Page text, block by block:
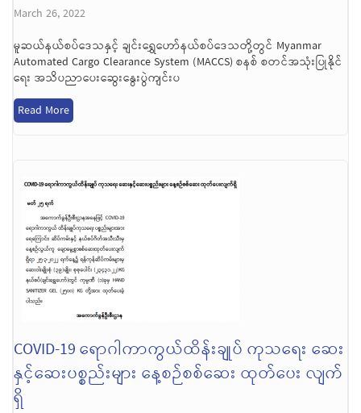
March 26, 2022
မူဆယ်နယ်စပ်ဒေသနှင့် ချင်းရွှေဟော်နယ်စပ်ဒေသတို့တွင် Myanmar
Automated Cargo Clearance System (MACCS) စနစ် စတင်အသုံးပြုနိုင်
ရေး အသိပညာပေးဆွေးနွေးပွဲကျင်းပ
Read More
COVID-19 ရောဂါကာကွယ်ထိန်းချုပ် ကုသရေး ဆေး
နှင့်ဆေးပစ္စည်းများ နေ့စဉ်စစ်ဆေး ထုတ်ပေး လျက်
ရှိ